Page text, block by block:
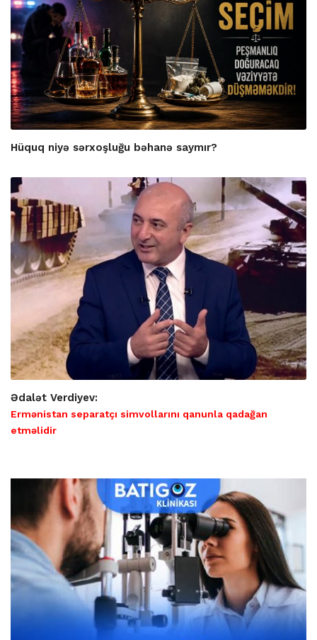
Hüquq niyə sərxoşluğu bəhanə saymır?
Ədalət Verdiyev:
Ermənistan separatçı simvollarını qanunla qadağan
etməlidir